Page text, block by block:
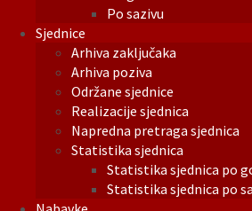
Po sazivu
Sjednice
Arhiva zaključaka
Arhiva poziva
Održane sjednice
Realizacije sjednica
Napredna pretraga sjednica
Statistika sjednica
Statistika sjednica po
Statistika sjednica po